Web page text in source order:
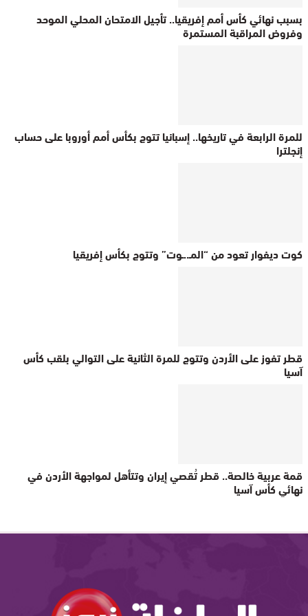
بسبب نهائي كأس أمم إفريقيا.. تأجيل الامتحان المحلي الموحد
وفروض المراقبة المستمرة
للمرة الرابعة في تاريخها.. إسبانيا تتوج بكأس أمم أوروبا على حساب
إنجلترا
كوت ديفوار تعود من “المـ..ـوت” وتتوج بكأس إفريقيا
قطر تفوز على الأردن وتتوج للمرة الثانية على التوالي بلقب كأس
آسيا
قمة عربية خالصة.. قطر تُقصي إيران وتتأهل لمواجهة الأردن في
نهائي كأس آسيا